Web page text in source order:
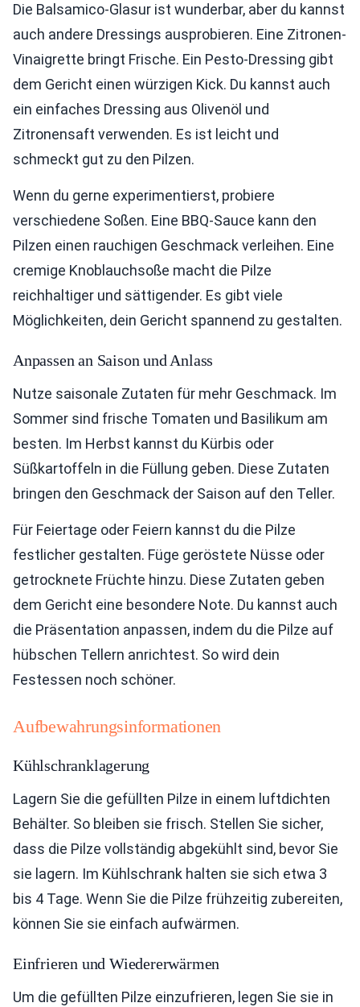
Die Balsamico-Glasur ist wunderbar, aber du kannst
auch andere Dressings ausprobieren. Eine Zitronen-
Vinaigrette bringt Frische. Ein Pesto-Dressing gibt
dem Gericht einen würzigen Kick. Du kannst auch
ein einfaches Dressing aus Olivenöl und
Zitronensaft verwenden. Es ist leicht und
schmeckt gut zu den Pilzen.
Wenn du gerne experimentierst, probiere
verschiedene Soßen. Eine BBQ-Sauce kann den
Pilzen einen rauchigen Geschmack verleihen. Eine
cremige Knoblauchsoße macht die Pilze
reichhaltiger und sättigender. Es gibt viele
Möglichkeiten, dein Gericht spannend zu gestalten.
Anpassen an Saison und Anlass
Nutze saisonale Zutaten für mehr Geschmack. Im
Sommer sind frische Tomaten und Basilikum am
besten. Im Herbst kannst du Kürbis oder
Süßkartoffeln in die Füllung geben. Diese Zutaten
bringen den Geschmack der Saison auf den Teller.
Für Feiertage oder Feiern kannst du die Pilze
festlicher gestalten. Füge geröstete Nüsse oder
getrocknete Früchte hinzu. Diese Zutaten geben
dem Gericht eine besondere Note. Du kannst auch
die Präsentation anpassen, indem du die Pilze auf
hübschen Tellern anrichtest. So wird dein
Festessen noch schöner.
Aufbewahrungsinformationen
Kühlschranklagerung
Lagern Sie die gefüllten Pilze in einem luftdichten
Behälter. So bleiben sie frisch. Stellen Sie sicher,
dass die Pilze vollständig abgekühlt sind, bevor Sie
sie lagern. Im Kühlschrank halten sie sich etwa 3
bis 4 Tage. Wenn Sie die Pilze frühzeitig zubereiten,
können Sie sie einfach aufwärmen.
Einfrieren und Wiedererwärmen
Um die gefüllten Pilze einzufrieren, legen Sie sie in